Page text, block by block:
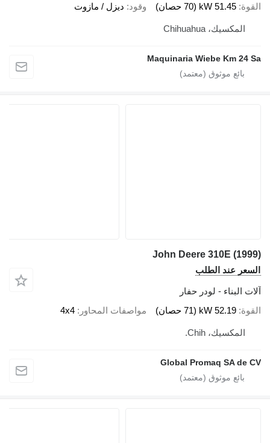
القوة 51.45 kW (70 حصان) وقود ديزل / مازوت
المكسيك، Chihuahua
Maquinaria Wiebe Km 24 Sa
John Deere 310E (1999)
السعر عند الطلب
آلات البناء - لودر حفار
القوة 52.19 kW (71 حصان) مواصفات المحاور 4x4
المكسيك، Chih.
Global Promaq SA de CV